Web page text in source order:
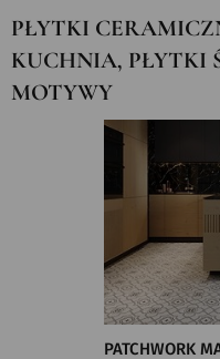
PŁYTKI
KUCHNIA, PŁYTKI
MOTYWY
PATCHWORK